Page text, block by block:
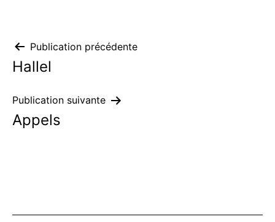
Navigation
de
l’article
Publication précédente
Hallel
Publication suivante
Appels